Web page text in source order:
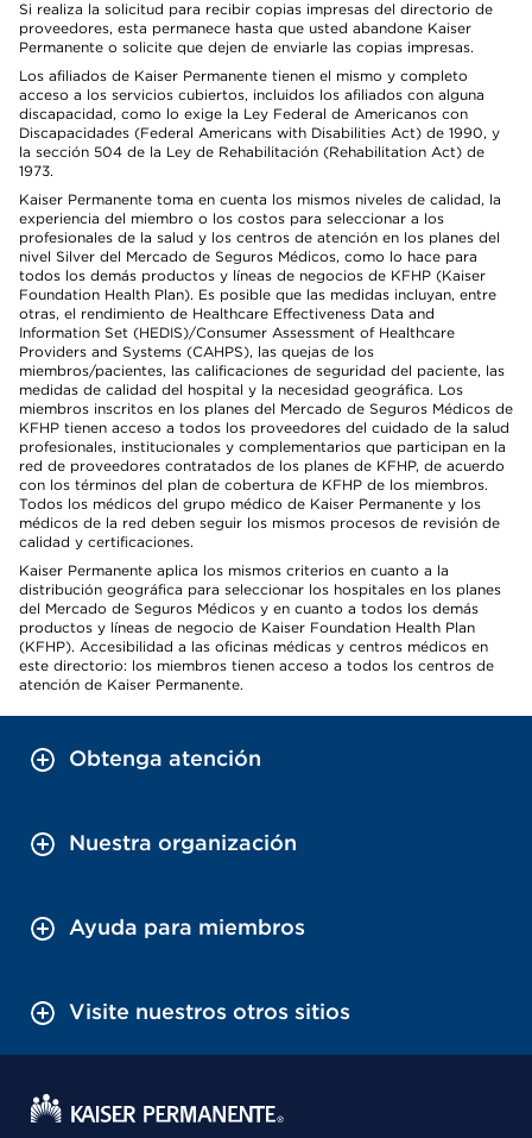
Si realiza la solicitud para recibir copias impresas del directorio de
proveedores, esta permanece hasta que usted abandone Kaiser
Permanente o solicite que dejen de enviarle las copias impresas.
Los afiliados de Kaiser Permanente tienen el mismo y completo
acceso a los servicios cubiertos, incluidos los afiliados con alguna
discapacidad, como lo exige la Ley Federal de Americanos con
Discapacidades (Federal Americans with Disabilities Act) de 1990, y
la sección 504 de la Ley de Rehabilitación (Rehabilitation Act) de
1973.
Kaiser Permanente toma en cuenta los mismos niveles de calidad, la
experiencia del miembro o los costos para seleccionar a los
profesionales de la salud y los centros de atención en los planes del
nivel Silver del Mercado de Seguros Médicos, como lo hace para
todos los demás productos y líneas de negocios de KFHP (Kaiser
Foundation Health Plan). Es posible que las medidas incluyan, entre
otras, el rendimiento de Healthcare Effectiveness Data and
Information Set (HEDIS)/Consumer Assessment of Healthcare
Providers and Systems (CAHPS), las quejas de los
miembros/pacientes, las calificaciones de seguridad del paciente, las
medidas de calidad del hospital y la necesidad geográfica. Los
miembros inscritos en los planes del Mercado de Seguros Médicos de
KFHP tienen acceso a todos los proveedores del cuidado de la salud
profesionales, institucionales y complementarios que participan en la
red de proveedores contratados de los planes de KFHP, de acuerdo
con los términos del plan de cobertura de KFHP de los miembros.
Todos los médicos del grupo médico de Kaiser Permanente y los
médicos de la red deben seguir los mismos procesos de revisión de
calidad y certificaciones.
Kaiser Permanente aplica los mismos criterios en cuanto a la
distribución geográfica para seleccionar los hospitales en los planes
del Mercado de Seguros Médicos y en cuanto a todos los demás
productos y líneas de negocio de Kaiser Foundation Health Plan
(KFHP). Accesibilidad a las oficinas médicas y centros médicos en
este directorio: los miembros tienen acceso a todos los centros de
atención de Kaiser Permanente.
Obtenga atención
Nuestra organización
Ayuda para miembros
Visite nuestros otros sitios